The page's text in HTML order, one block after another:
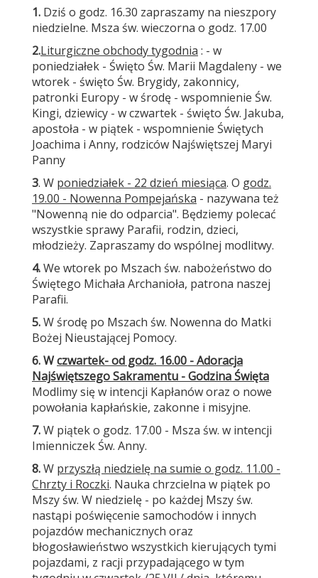
1. Dziś o godz. 16.30 zapraszamy na nieszpory
niedzielne. Msza św. wieczorna o godz. 17.00
2.Liturgiczne obchody tygodnia : - w
poniedziałek - Święto Św. Marii Magdaleny - we
wtorek - święto Św. Brygidy, zakonnicy,
patronki Europy - w środę - wspomnienie Św.
Kingi, dziewicy - w czwartek - święto Św. Jakuba,
apostoła - w piątek - wspomnienie Świętych
Joachima i Anny, rodziców Najświętszej Maryi
Panny
3. W poniedziałek - 22 dzień miesiąca. O godz.
19.00 - Nowenna Pompejańska - nazywana też
"Nowenną nie do odparcia". Będziemy polecać
wszystkie sprawy Parafii, rodzin, dzieci,
młodzieży. Zapraszamy do wspólnej modlitwy.
4.We wtorek po Mszach św. nabożeństwo do
Świętego Michała Archanioła, patrona naszej
Parafii.
5.W środę po Mszach św. Nowenna do Matki
Bożej Nieustającej Pomocy.
6. Wczwartek- od godz. 16.00 - Adoracja
Najświętszego Sakramentu - Godzina Święta
Modlimy się w intencji Kapłanów oraz o nowe
powołania kapłańskie, zakonne i misyjne.
7.W piątek o godz. 17.00 - Msza św. w intencji
Imienniczek Św. Anny.
8.W przyszłą niedzielę na sumie o godz. 11.00 -
Chrzty i Roczki. Nauka chrzcielna w piątek po
Mszy św. W niedzielę - po każdej Mszy św.
nastąpi poświęcenie samochodów i innych
pojazdów mechanicznych oraz
błogosławieństwo wszystkich kierujących tymi
pojazdami, z racji przypadającego w tym